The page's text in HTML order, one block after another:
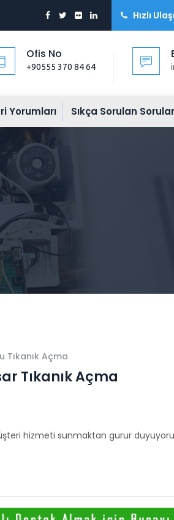
Hızlı
Ofis No
+90555 370 84 64
Yorumları Sıkça Sorulan Sorular
Tıkanık Açma
Tıkanık Açma
hizmeti sunmaktan gurur